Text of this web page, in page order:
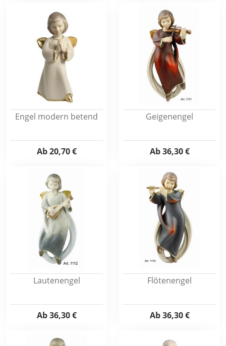
Engel modern betend
Ab20,70 €
Geigenengel
Ab36,30 €
Lautenengel
Ab36,30 €
Flötenengel
Ab36,30 €